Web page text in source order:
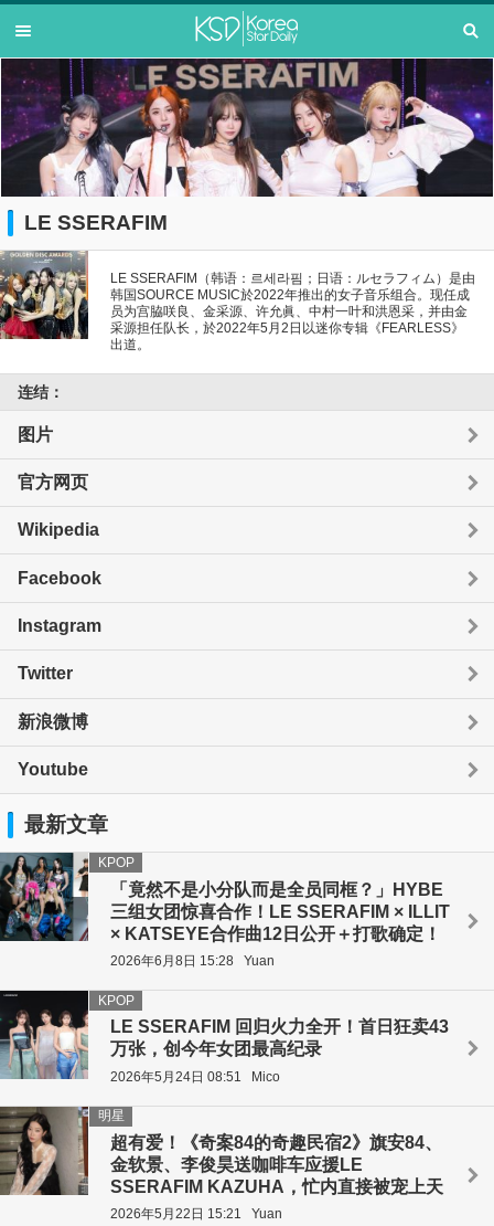
LE SSERAFIM
LE SSERAFIM（韩语：르세라핌；日语：ルセラフィム）是由
韩国SOURCE MUSIC於2022年推出的女子音乐组合。现任成
员为宫脇咲良、金采源、许允眞、中村一叶和洪恩采，并由金
采源担任队长，於2022年5月2日以迷你专辑《FEARLESS》
出道。
连结：
图片
官方网页
Wikipedia
Facebook
Instagram
Twitter
新浪微博
Youtube
最新文章
「竟然不是小分队而是全员同框？」HYBE
三组女团惊喜合作！LE SSERAFIM × ILLIT
× KATSEYE合作曲12日公开＋打歌确定！
KPOP
2026年6月8日 15:28 Yuan
LE SSERAFIM 回归火力全开！首日狂卖43
万张，创今年女团最高纪录
KPOP
2026年5月24日 08:51 Mico
超有爱！《奇案84的奇趣民宿2》旗安84、
金软景、李俊昊送咖啡车应援LE
SSERAFIM KAZUHA，忙内直接被宠上天
明星
2026年5月22日 15:21 Yuan